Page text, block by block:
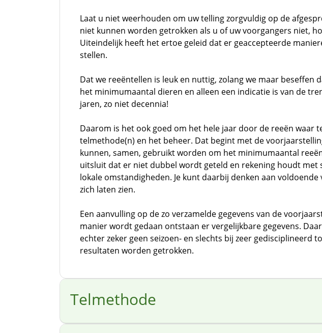
Laat u niet weerhouden om uw telling zorgvuldig op de
niet kunnen worden getrokken als u of uw voorgangers niet,
Uiteindelijk heeft het ertoe geleid dat er geaccepteerde
stellen.
Dat we reeëntellen is leuk en nuttig, zolang we maar beseffen
het minimumaantal dieren en alleen een indicatie is van de
jaren, zo niet decennia!
Daarom is het ook goed om het hele jaar door de reeën
telmethode(n) en het beheer. Dat begint met de
kunnen, samen, gebruikt worden om het minimumaantal
uitsluit dat er niet dubbel wordt geteld en rekening houdt met
lokale omstandigheden. Je kunt daarbij denken aan
zich laten zien.
Een aanvulling op de zo verzamelde gegevens van de
manier wordt gedaan ontstaan er vergelijkbare gegevens.
echter zeker geen seizoen- en slechts bij zeer
resultaten worden getrokken.
Telmethode